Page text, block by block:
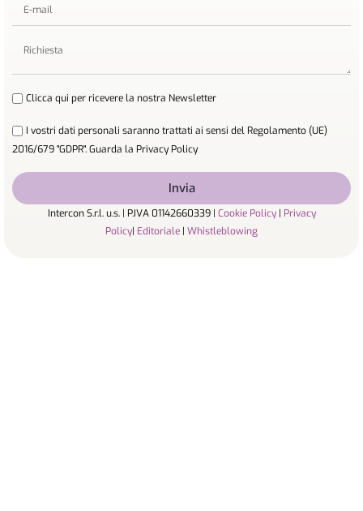
Clicca qui per ricevere la nostra Newsletter
I vostri dati personali saranno trattati ai sensi del Regolamento (UE)
2016/679 "GDPR". Guarda la Privacy Policy
Invia
Intercon S.r.l. u.s. | P.IVA 01142660339 | Cookie Policy| Privacy
Policy| Editoriale | Whistleblowing